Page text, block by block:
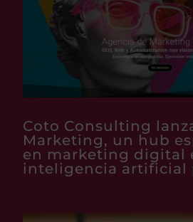
Coto Consulting
Marketing, un hub
en marketing digital
inteligencia artificial